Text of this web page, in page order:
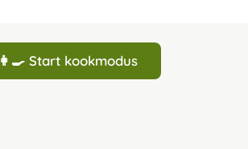
👩‍🍳 Start kookmodus